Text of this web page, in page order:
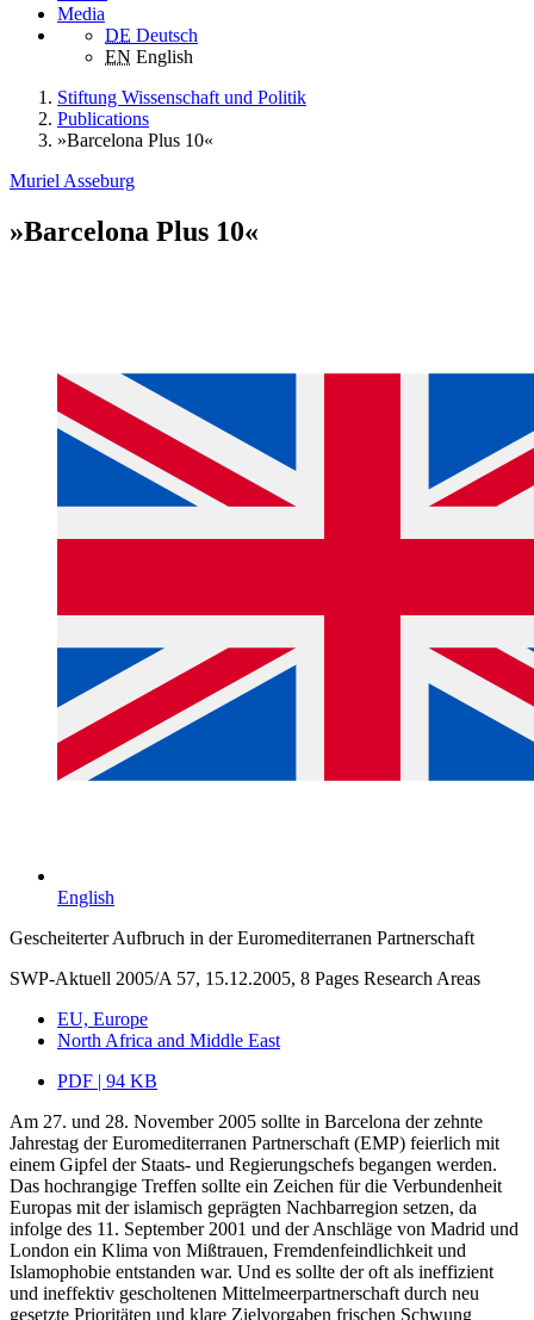
Media
DE Deutsch
EN English
Stiftung Wissenschaft und Politik
Publications
»Barcelona Plus 10«
Muriel Asseburg
»Barcelona Plus 10«
English
Gescheiterter Aufbruch in der Euromediterranen Partnerschaft
SWP-Aktuell 2005/A 57, 15.12.2005, 8 Pages Research Areas
EU, Europe
North Africa and Middle East
PDF | 94 KB
Am 27. und 28. November 2005 sollte in Barcelona der zehnte
Jahrestag der Euromediterranen Partnerschaft (EMP) feierlich mit
einem Gipfel der Staats- und Regierungschefs begangen werden.
Das hochrangige Treffen sollte ein Zeichen für die Verbundenheit
Europas mit der islamisch geprägten Nachbarregion setzen, da
infolge des 11. September 2001 und der Anschläge von Madrid und
London ein Klima von Mißtrauen, Fremdenfeindlichkeit und
Islamophobie entstanden war. Und es sollte der oft als ineffizient
und ineffektiv gescholtenen Mittelmeerpartnerschaft durch neu
gesetzte Prioritäten und klare Zielvorgaben frischen Schwung